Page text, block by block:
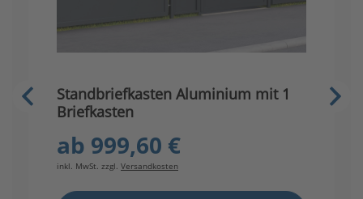
Standbriefkasten Aluminium mit 1
Briefkasten
ab 999,60 €
inkl. MwSt. zzgl. Versandkosten